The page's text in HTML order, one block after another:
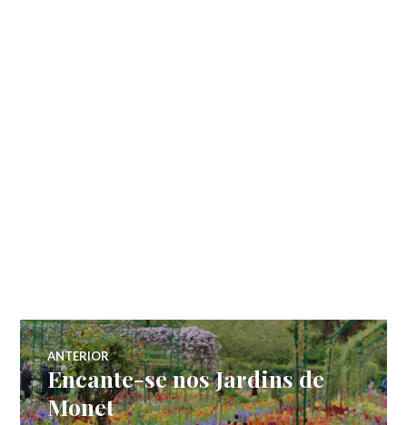
Navegação
de
ANTERIOR
Post
anterior:
Encante-se nos Jardins de
Monet